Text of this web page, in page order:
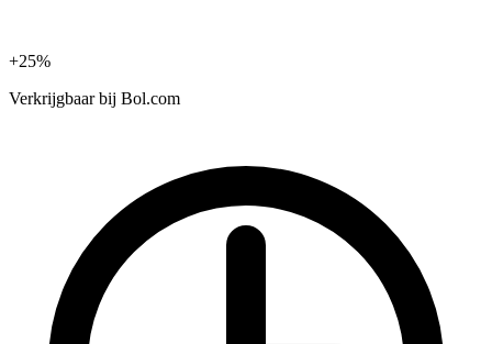
+25%
Verkrijgbaar bij Bol.com